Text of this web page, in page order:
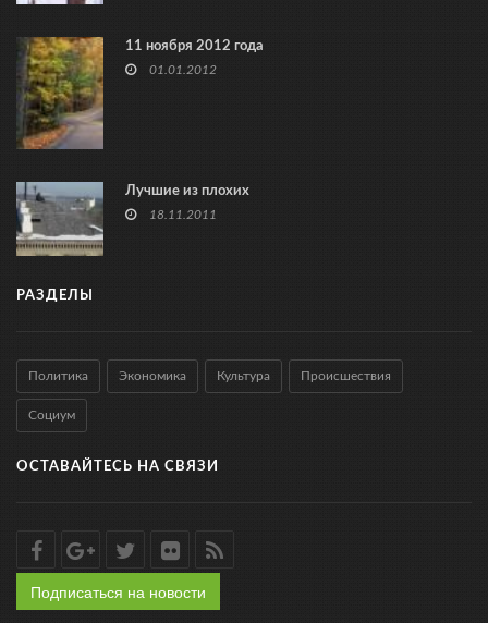
11 ноября 2012 года
01.01.2012
Лучшие из плохих
18.11.2011
РАЗДЕЛЫ
Политика Экономика Культура Происшествия
Социум
ОСТАВАЙТЕСЬ НА СВЯЗИ
Подписаться на новости